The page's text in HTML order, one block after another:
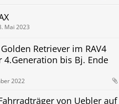
Mai 2023
Retriever im RAV4
4.Generation bis Bj. Ende
2022
von Uebler auf